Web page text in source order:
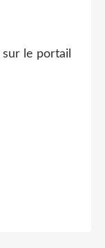
sur le portail